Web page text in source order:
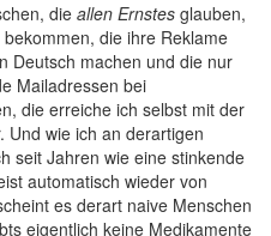
die allen Ernstes glauben,
die ihre Reklame
Deutsch machen und die nur
Mailadressen bei
die erreiche ich selbst mit der
Und wie ich an derartigen
seit Jahren wie eine stinkende
automatisch wieder von
es derart naive Menschen
eigentlich keine Medikamente